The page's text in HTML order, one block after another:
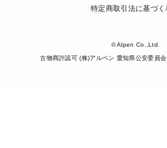
特定商取引法に基づく
© Alpen Co.,Ltd.
古物商許認可 (株)アルペン 愛知県公安委